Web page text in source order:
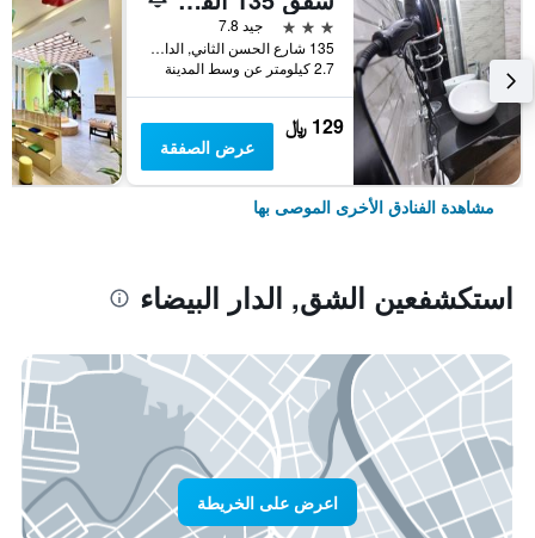
3 نجوم
جيد 7.8
135 شارع الحسن الثاني, الدار البيضاء, المغرب
2.7 كيلومتر عن وسط المدينة
129 ﷼
عرض الصفقة
مشاهدة الفنادق الأخرى الموصى بها
استكشفعين الشق, الدار البيضاء
اعرض على الخريطة